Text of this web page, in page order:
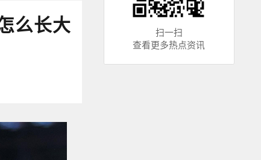
么长大
扫一扫
查看更多热点资讯